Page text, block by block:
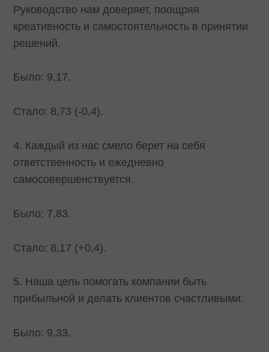
Руководство нам доверяет, поощряя
креативность и самостоятельность в принятии
решений.
Было: 9,17.
Стало: 8,73 (-0,4).
4. Каждый из нас смело берет на себя
ответственность и ежедневно
самосовершенствуется.
Было: 7,83.
Стало: 8,17 (+0,4).
5. Наша цель помогать компании быть
прибыльной и делать клиентов счастливыми.
Было: 9,33.